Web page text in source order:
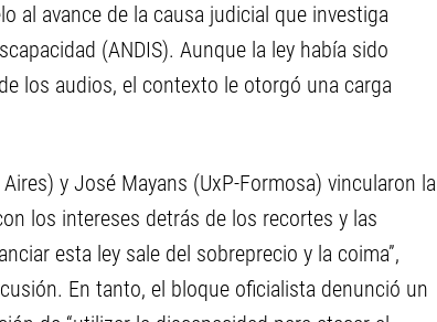
al avance de la causa judicial que investiga
(ANDIS). Aunque la ley había sido
los audios, el contexto le otorgó una carga
y José Mayans (UxP-Formosa) vincularon la
los intereses detrás de los recortes y las
esta ley sale del sobreprecio y la coima”,
En tanto, el bloque oficialista denunció un